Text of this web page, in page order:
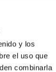
y los
el uso que
combinarla